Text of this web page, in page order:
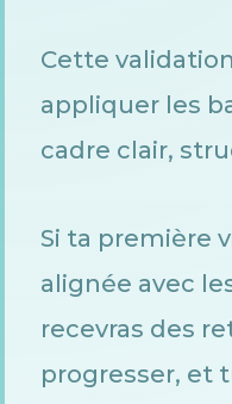
Cette
appliquer les
cadre clair,
Si ta première
alignée avec
recevras des
progresser, et